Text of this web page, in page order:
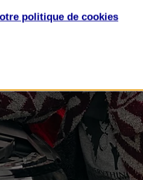
politique de cookies